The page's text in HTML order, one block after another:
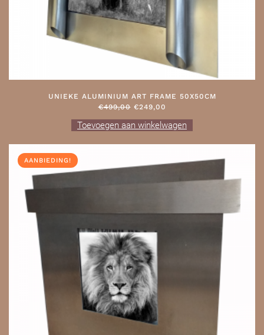
UNIEKE ALUMINIUM ART FRAME 50X50CM
€499,00 OORSPRONKELIJKE
WAS:
€249,00
IS:
Toevoegen aan winkelwagen
AANBIEDING!